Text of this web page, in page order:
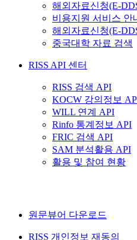
해외자료신청(E-
비용지원 서비스 안
해외자료신청(E-
중국대학 자료 검색
RISS API 센터
RISS 검색 API
KOCW 강의정보
WILL 연계 API
Rinfo 통계정보 API
FRIC 검색 API
SAM 분석활용 API
활용 및 참여 현황
원문뷰어 다운로드
RISS 개인정보 재동의